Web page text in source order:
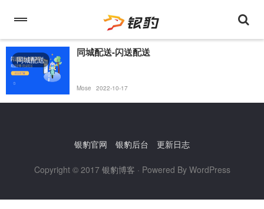
同城配送
同城配送-闪送配送
Mose 2022-10-17
银豹官网 银豹后台 更新日志
Copyright © 2017 银豹博客 · Powered By WordPress